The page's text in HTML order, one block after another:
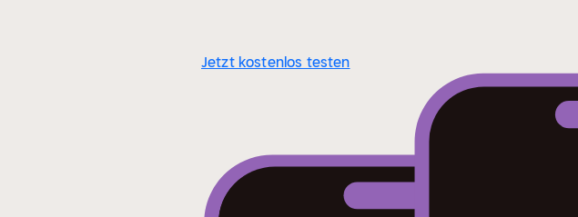
Jetzt kostenlos testen